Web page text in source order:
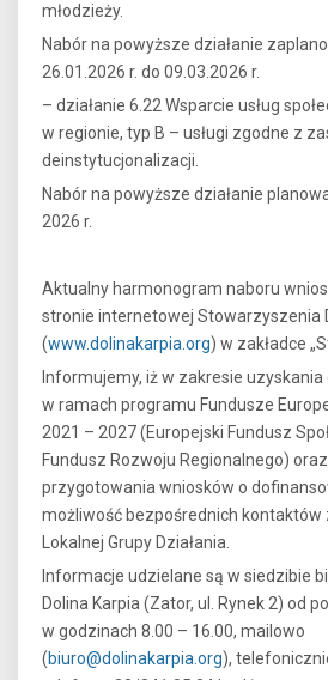
młodzieży.
Nabór na powyższe działanie
26.01.2026 r. do 09.03.2026 r.
– działanie 6.22 Wsparcie usług
w regionie, typ B – usługi zgodne z
deinstytucjonalizacji.
Nabór na powyższe działanie
2026 r.
Aktualny harmonogram naboru
stronie internetowej Stowarzyszenia
(www.dolinakarpia.org) w zakładce
Informujemy, iż w zakresie
w ramach programu Fundusze
2021 – 2027 (Europejski Fundusz
Fundusz Rozwoju Regionalnego)
przygotowania wniosków o
możliwość bezpośrednich kontaktów
Lokalnej Grupy Działania.
Informacje udzielane są w siedzibie
Dolina Karpia (Zator, ul. Rynek 2) od
w godzinach 8.00 – 16.00, mailowo
(biuro@dolinakarpia.org),